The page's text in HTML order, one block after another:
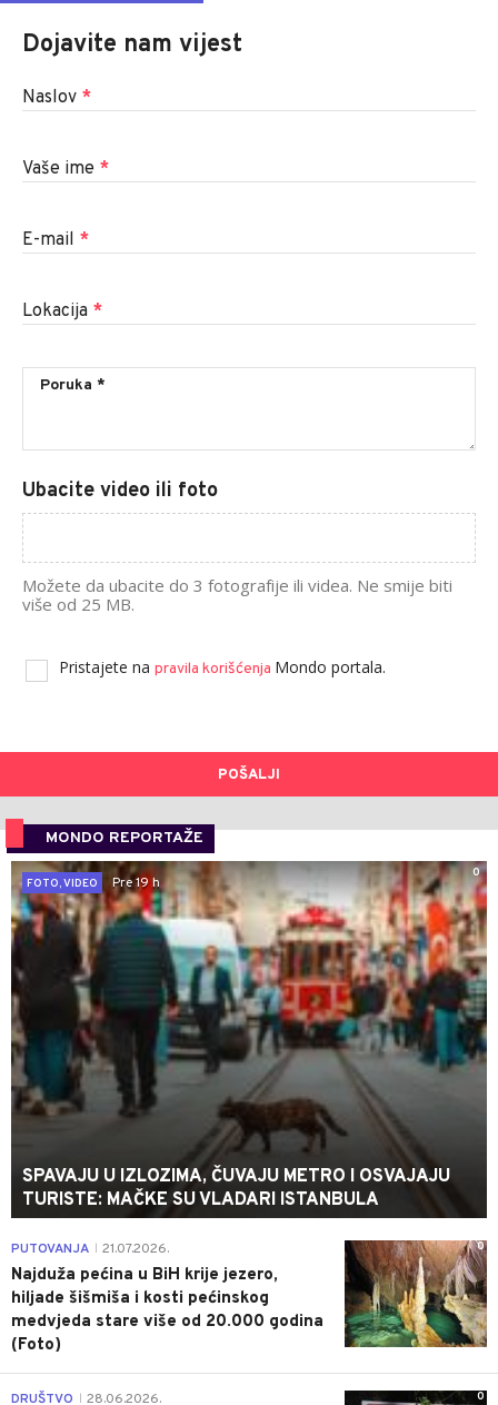
Dojavite nam vijest
Naslov *
Vaše ime *
E-mail *
Lokacija *
Ubacite video ili foto
Možete da ubacite do 3 fotografije ili videa. Ne smije biti
više od 25 MB.
Pristajete na pravila korišćenja Mondo portala.
POŠALJI
MONDO REPORTAŽE
0
FOTO, VIDEO
Pre 19 h
SPAVAJU U IZLOZIMA, ČUVAJU METRO I OSVAJAJU
TURISTE: MAČKE SU VLADARI ISTANBULA
0
PUTOVANJA 21.07.2026.
Najduža pećina u BiH krije jezero,
hiljade šišmiša i kosti pećinskog
medvjeda stare više od 20.000 godina
(Foto)
0
DRUŠTVO 28.06.2026.